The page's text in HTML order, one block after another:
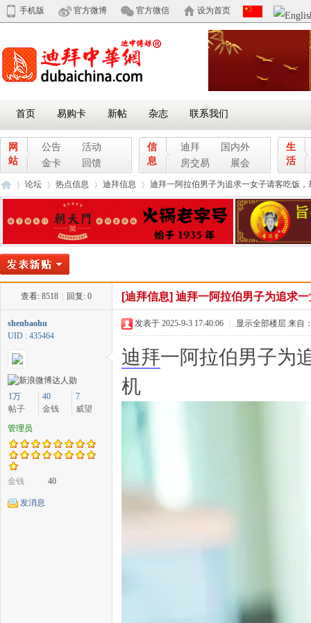
手机版 官方微博 官方微信 设为首页
首页 易购卡 新帖 杂志 联系我们
网
站
公告
活动
金卡
回馈
信
息
迪拜
国内外
房交易
展会
生
活
迪
中
»
论坛
›
热点信息
›
迪拜信息
›
迪拜一阿拉伯男子为追求一女子请客吃饭，
查看: 8518 回复: 0 [迪拜信息] 迪拜一阿拉伯男子为追求
shenbaohu
UID : 435464
1万
帖子
40
金钱
7
威望
管理员
金钱 40
发消息
发表于 2025-9-3 17:40:06 显示全部楼层 来自
迪拜一阿拉伯男子为
机